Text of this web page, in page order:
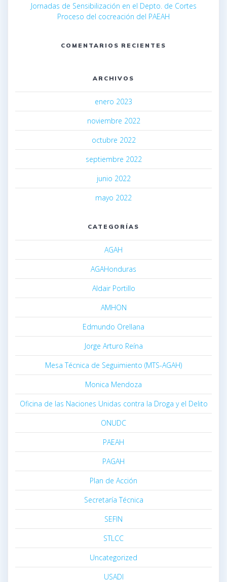
Jornadas de Sensibilización en el Depto. de Cortes
Proceso del cocreación del PAEAH
COMENTARIOS RECIENTES
ARCHIVOS
enero 2023
noviembre 2022
octubre 2022
septiembre 2022
junio 2022
mayo 2022
CATEGORÍAS
AGAH
AGAHonduras
Aldair Portillo
AMHON
Edmundo Orellana
Jorge Arturo Reína
Mesa Técnica de Seguimiento (MTS-AGAH)
Monica Mendoza
Oficina de las Naciones Unidas contra la Droga y el Delito
ONUDC
PAEAH
PAGAH
Plan de Acción
Secretaría Técnica
SEFIN
STLCC
Uncategorized
USADI